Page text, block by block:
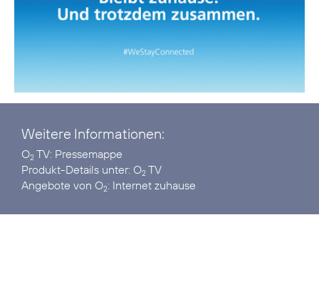
Weitere Informationen:
O2 TV: Pressemappe
Produkt-Details unter: O2 TV
Angebote von O2: Internet zuhause